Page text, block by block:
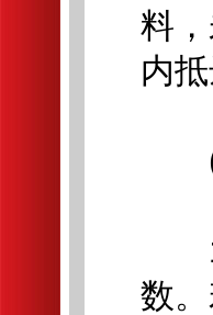
料
内
(
1.
数